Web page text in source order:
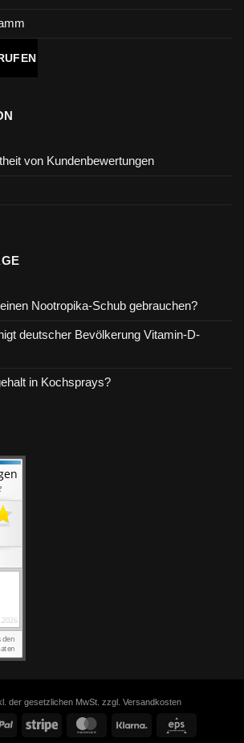
von Kundenbewertungen
Nootropika-Schub gebrauchen?
deutscher Bevölkerung Vitamin-D-
in Kochsprays?
der gesetzlichen MwSt. zzgl. Versandkosten
PayPal Stripe MasterCard Klarna